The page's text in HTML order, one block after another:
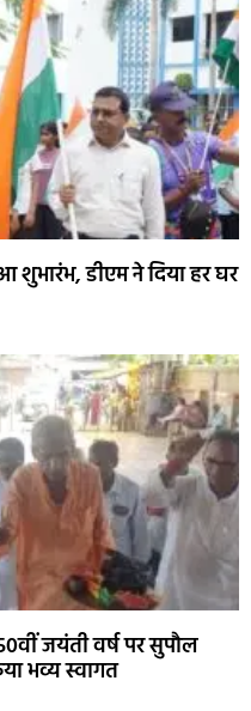
शुभारंभ, डीएम ने दिया हर घर
जयंती वर्ष पर सुपौल
भव्य स्वागत